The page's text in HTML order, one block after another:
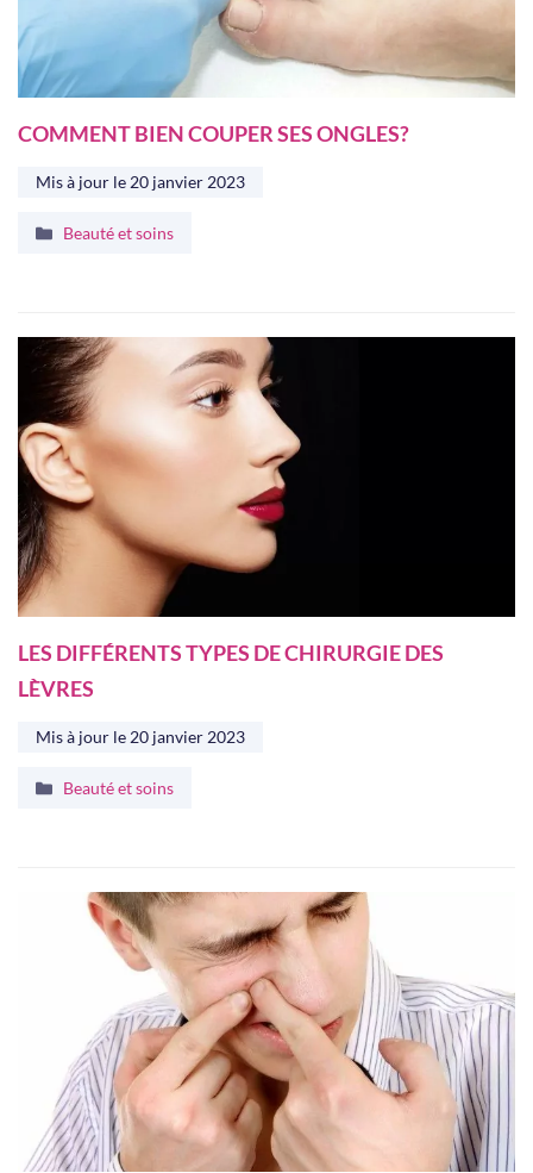
COMMENT BIEN COUPER SES ONGLES?
Mis à jour le 20 janvier 2023
Catégories
Beauté et soins
LES DIFFÉRENTS TYPES DE CHIRURGIE DES
LÈVRES
Mis à jour le 20 janvier 2023
Catégories
Beauté et soins